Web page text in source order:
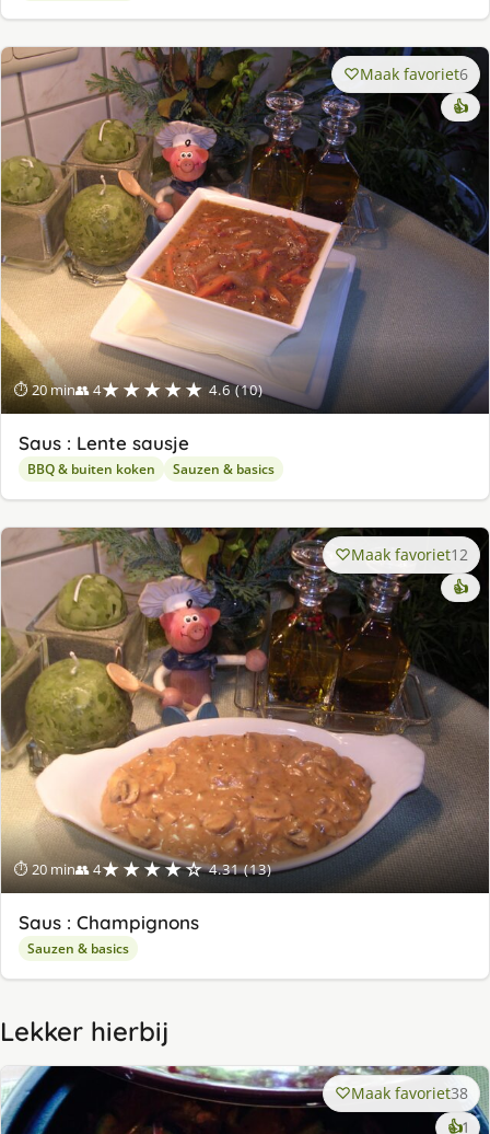
⏱ 20 min👥 4★★★★★ 4.6 (10)
Maak favoriet6
👍
Saus : Lente sausje
BBQ & buiten koken Sauzen & basics
⏱ 20 min👥 4★★★★☆ 4.31 (13)
Maak favoriet12
👍
Saus : Champignons
Sauzen & basics
Lekker hierbij
Maak favoriet38
👍1